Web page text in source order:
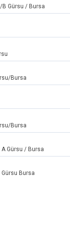
B Gürsu / Bursa
Bursa
Bursa
A Gürsu / Bursa
Gürsu Bursa